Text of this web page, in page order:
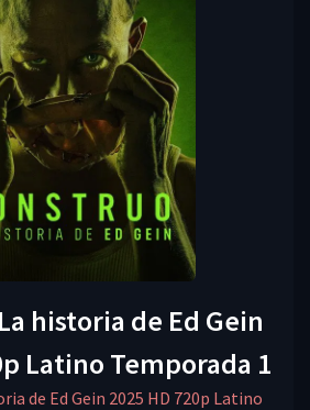
historia de Ed Gein
Latino Temporada 1
de Ed Gein 2025 HD 720p Latino